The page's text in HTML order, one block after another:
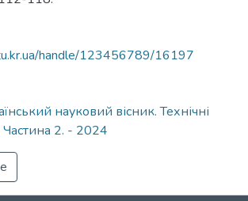
handle/123456789/16197
науковий вісник. Технічні
2. - 2024